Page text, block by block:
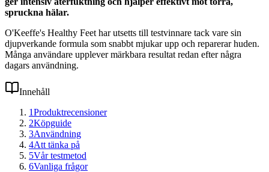
spruckna hälar.
O'Keeffe's Healthy Feet har utsetts till testvinnare tack vare sin
djupverkande formula som snabbt mjukar upp och reparerar huden.
Många användare upplever märkbara resultat redan efter några
dagars användning.
Innehåll
1Produktrecensioner
2Köpguide
3Användning
4Att tänka på
5Vår testmetod
6Vanliga frågor